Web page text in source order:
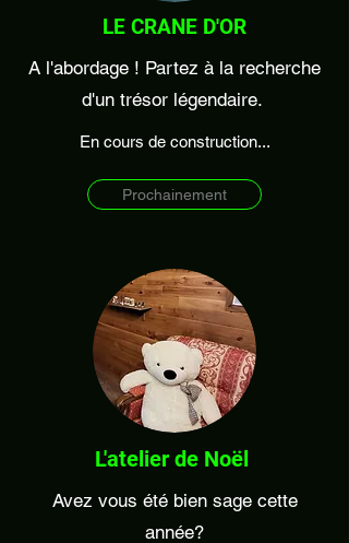
LE CRANE D'OR
A l'abordage ! Partez à la recherche
d'un trésor légendaire.
En cours de construction...
Prochainement
L'atelier de Noël
Avez vous été bien sage cette
année?